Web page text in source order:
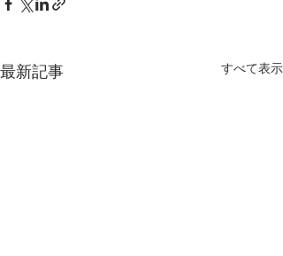
最新記事 すべて表示